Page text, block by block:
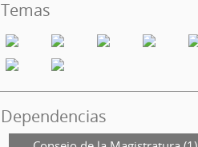
Temas
Dependencias